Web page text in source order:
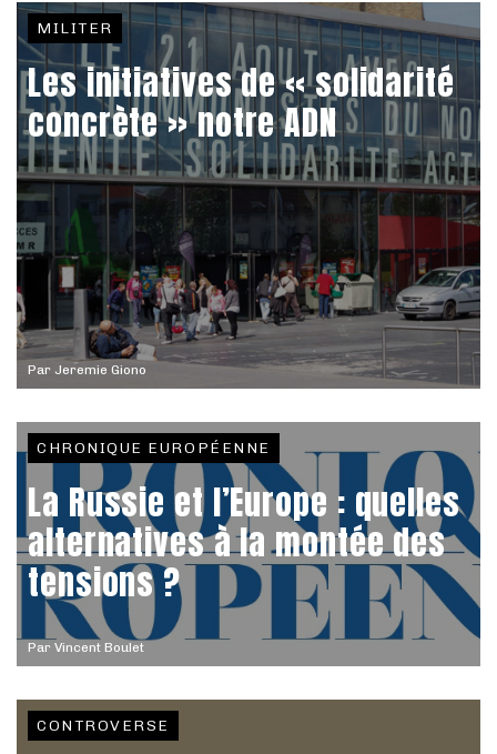
Par Jeremie Giono
MILITER
Les initiatives de « solidarité
concrète » notre ADN
Par Vincent Boulet
CHRONIQUE EUROPÉENNE
La Russie et l’Europe : quelles
alternatives à la montée des
tensions ?
CONTROVERSE